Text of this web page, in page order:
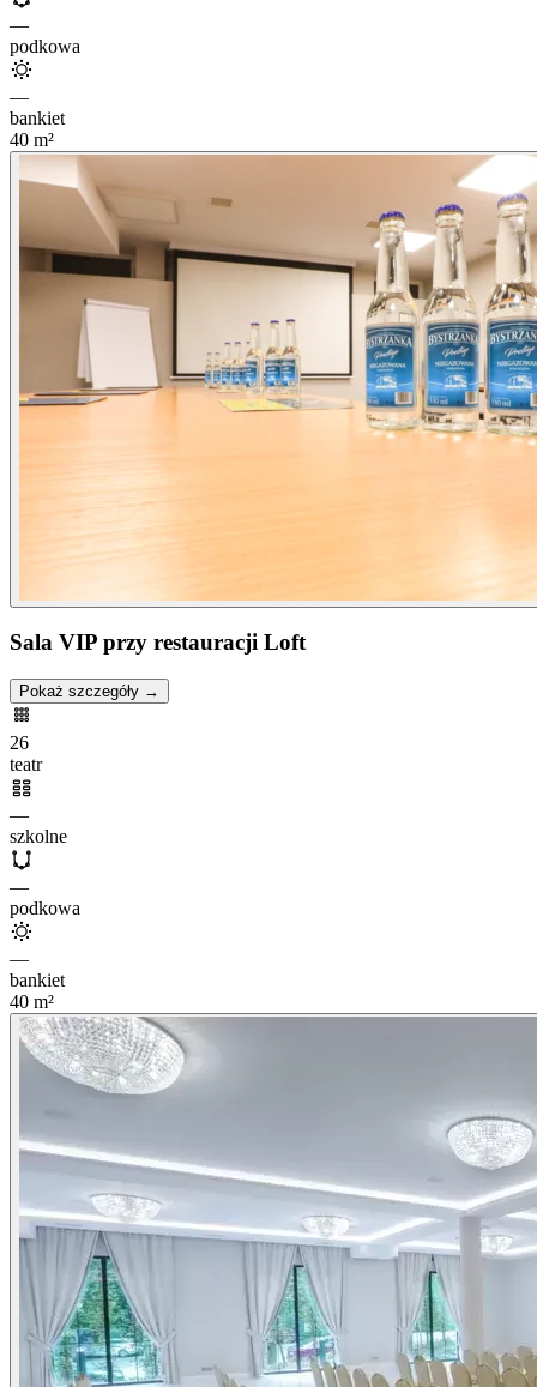
—
podkowa
—
bankiet
40 m²
Sala VIP przy restauracji Loft
Pokaż szczegóły →
26
teatr
—
szkolne
—
podkowa
—
bankiet
40 m²